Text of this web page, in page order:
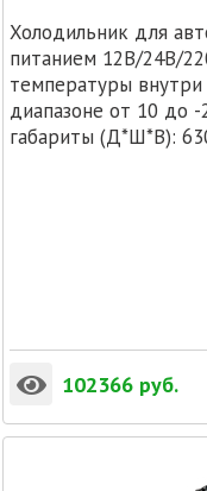
Холодильник для
питанием 12В/24В/
температуры
диапазоне от 10 до
габариты (Д*Ш*В):
102366 руб.